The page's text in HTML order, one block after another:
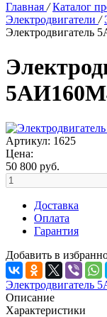
Главная / Каталог
Электродвигатели /
Электродвигатель
Артикул: 1625
Цена:
50 800 руб.
Доставка
Оплата
Гарантия
Добавить в
Электродвигатель
Описание
Характеристики